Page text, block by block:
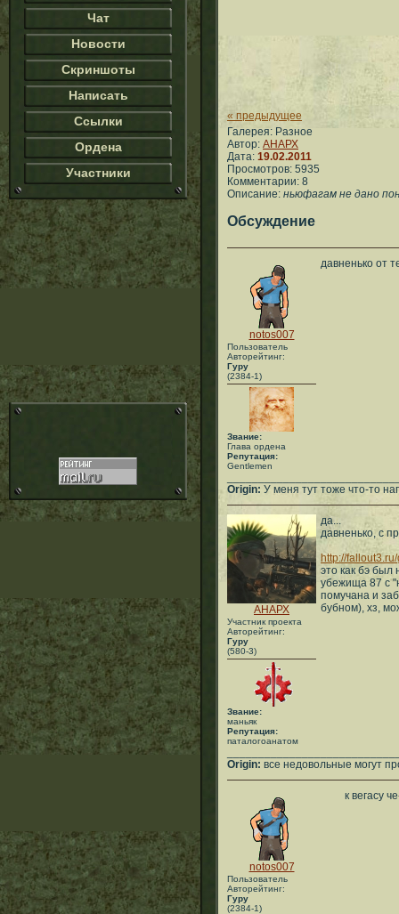
Чат
Новости
Скриншоты
Написать
Ссылки
Ордена
Участники
« предыдущее
Галерея: Разное
Автор: АНАРХ
Дата: 19.02.2011
Просмотров: 5935
Комментарии: 8
Описание: ньюфагам не дано
Обсуждение
notos007
Пользователь
Авторейтинг:
Гуру
(2384-1)
Звание:
Глава ордена
Репутация:
Gentlemen
давненько от
Origin: У меня тут тоже что-то
АНАРХ
Участник проекта
Авторейтинг:
Гуру
(580-3)
Звание:
маньяк
Репутация:
паталогоанатом
да...
давненько, с
http://
это как бэ был
убежища 87 с
помучана и
бубном), хз,
Origin: все недовольные могут
notos007
Пользователь
Авторейтинг:
Гуру
(2384-1)
к вегасу